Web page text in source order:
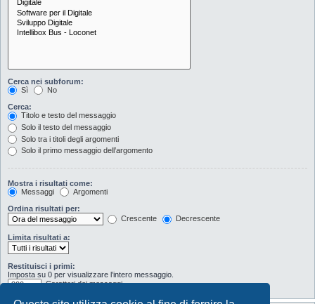
Cerca nei subforum:
Sì
No
Cerca:
Titolo e testo del messaggio
Solo il testo del messaggio
Solo tra i titoli degli argomenti
Solo il primo messaggio dell’argomento
Mostra i risultati come:
Messaggi
Argomenti
Ordina risultati per:
Crescente
Decrescente
Limita risultati a:
Restituisci i primi:
Imposta su 0 per visualizzare l’intero messaggio.
Caratteri dei messaggi